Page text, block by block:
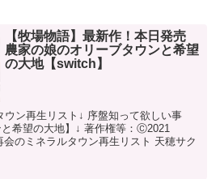
【牧場物語】最新作！本日発売
農家の娘のオリーブタウンと希望
の大地【switch】
ン再生リスト↓ 序盤知って欲しい事
と希望の大地】↓ 著作権等：Ⓒ2021
のミネラルタウン再生リスト 天穂サク